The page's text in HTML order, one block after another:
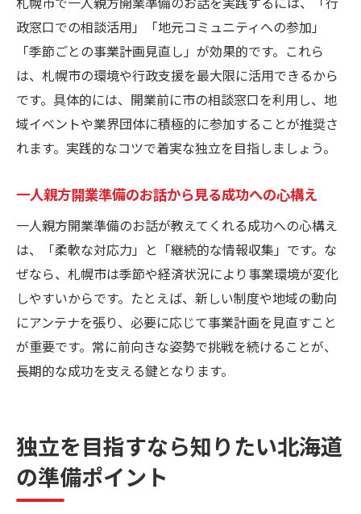
一人親方開業準備のお話で考える経費の最
適化
自己資金確保と一人親方開業準備のお話の
実践例
安心経営に直結する一人親方開業準備のお
話
手続きで迷わない札幌市開業の最新情報まとめ
一人親方開業準備のお話で知る手続きの流
札幌市で必要な一人親方開業準備のお話の
ポイント
行政手続きの疑問を解消する一人親方開業
準備のお話
一人親方開業準備のお話を活かす書類準備
の方法
スムーズな開業へ導く一人親方開業準備の
お話
失敗を防ぐ開業準備のお話とリスク管理法
政窓口での相談活用」「地元コミュニティへの参加」
「季節ごとの事業計画見直し」が効果的です。これら
は、札幌市の環境や行政支援を最大限に活用できるから
です。具体的には、開業前に市の相談窓口を利用し、地
域イベントや業界団体に積極的に参加することが推奨さ
れます。実践的なコツで着実な独立を目指しましょう。
一人親方開業準備のお話から見る成功への心構え
一人親方開業準備のお話が教えてくれる成功への心構え
は、「柔軟な対応力」と「継続的な情報収集」です。な
ぜなら、札幌市は季節や経済状況により事業環境が変化
しやすいからです。たとえば、新しい制度や地域の動向
にアンテナを張り、必要に応じて事業計画を見直すこと
が重要です。常に前向きな姿勢で挑戦を続けることが、
長期的な成功を支える鍵となります。
独立を目指すなら知りたい北海道
の準備ポイント